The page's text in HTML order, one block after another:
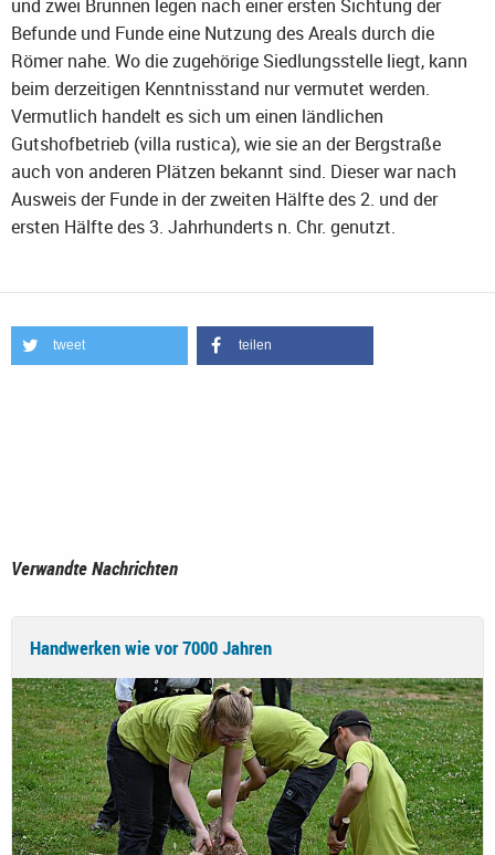
und zwei Brunnen legen nach einer ersten Sichtung der
Befunde und Funde eine Nutzung des Areals durch die
Römer nahe. Wo die zugehörige Siedlungsstelle liegt, kann
beim derzeitigen Kenntnisstand nur vermutet werden.
Vermutlich handelt es sich um einen ländlichen
Gutshofbetrieb (villa rustica), wie sie an der Bergstraße
auch von anderen Plätzen bekannt sind. Dieser war nach
Ausweis der Funde in der zweiten Hälfte des 2. und der
ersten Hälfte des 3. Jahrhunderts n. Chr. genutzt.
tweet teilen
Verwandte Nachrichten
Handwerken wie vor 7000 Jahren